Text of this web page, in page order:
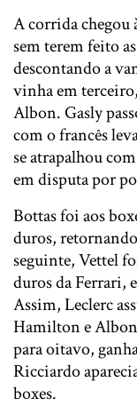
A corrida chegou
sem terem feito
descontando a
vinha em
Albon. Gasly
com o francês
se atrapalhou
em disputa por
Bottas foi aos
duros,
seguinte, Vettel
duros da Ferrari,
Assim, Leclerc
Hamilton e
para oitavo,
Ricciardo
boxes.